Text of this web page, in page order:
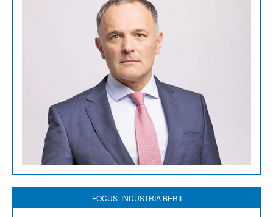
FOCUS: INDUSTRIA BERII